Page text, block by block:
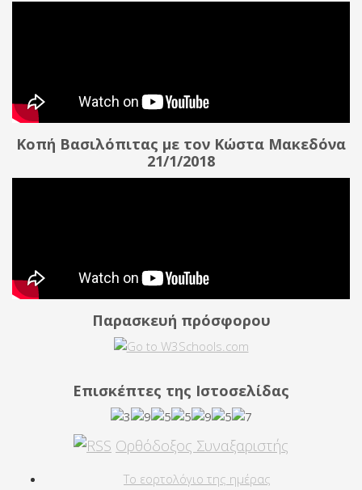
Κοπή Βασιλόπιτας με τον Κώστα Μακεδόνα
21/1/2018
Παρασκευή πρόσφορου
Επισκέπτες της Ιστοσελίδας
Ορθόδοξος Συναξαριστής
Το εορτολόγιο της ημέρας